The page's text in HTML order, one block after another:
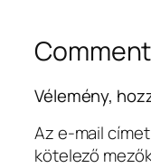
Vélemény,
Az e-mail
kötelező